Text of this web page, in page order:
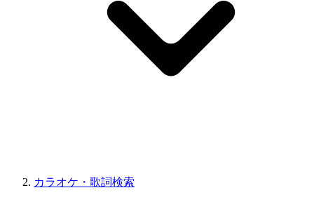
カラオケ・歌詞検索